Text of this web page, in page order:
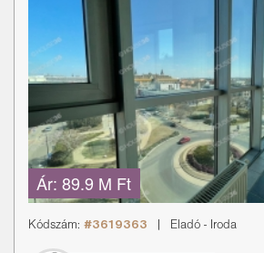
Ár: 89.9 M Ft
Kódszám: #3619363 Eladó - Iroda